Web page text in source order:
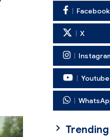
Facebook
X
Youtube
Trending